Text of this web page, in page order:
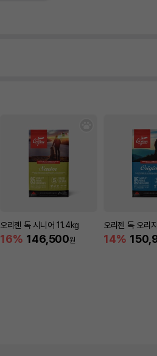
오리젠 독 시니어 11.4kg
16% 146,500원
오리젠 독 오리
14%